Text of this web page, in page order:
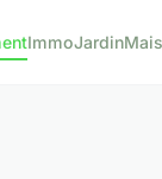
ImmoJardin